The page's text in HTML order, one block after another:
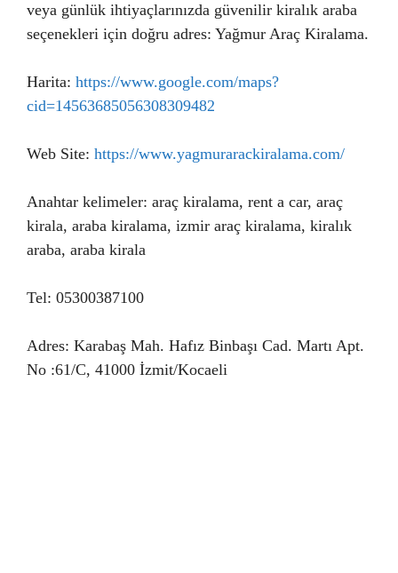
veya günlük ihtiyaçlarınızda güvenilir kiralık araba
seçenekleri için doğru adres: Yağmur Araç Kiralama.
Harita: https://www.google.com/maps?
cid=14563685056308309482
Web Site: https://www.yagmurarackiralama.com/
Anahtar kelimeler: araç kiralama, rent a car, araç
kirala, araba kiralama, izmir araç kiralama, kiralık
araba, araba kirala
Tel: 05300387100
Adres: Karabaş Mah. Hafız Binbaşı Cad. Martı Apt.
No :61/C, 41000 İzmit/Kocaeli